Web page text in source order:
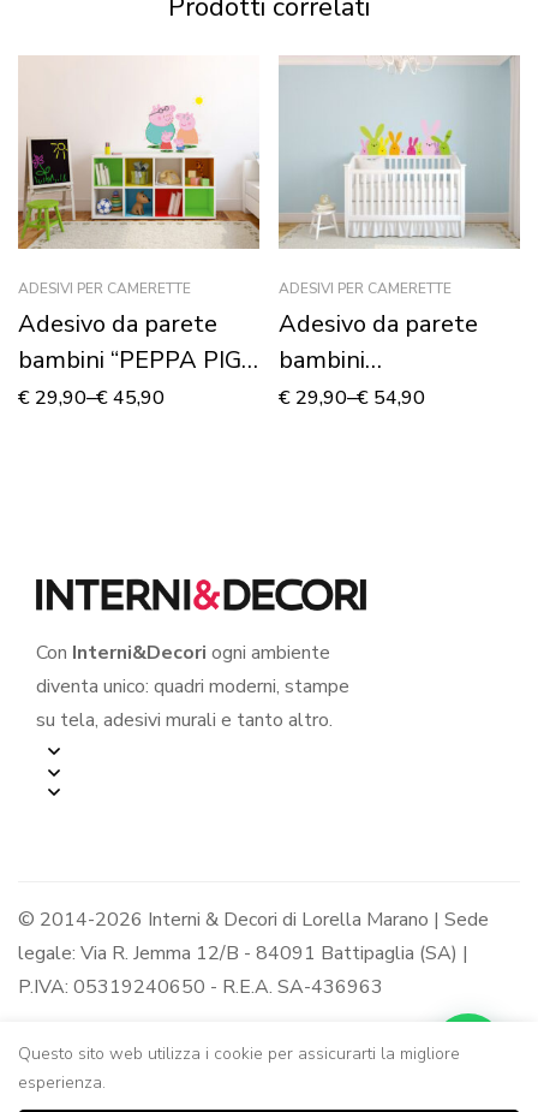
ADESIVI PER CAMERETTE
Adesivo da parete
bambini “PEPPA PIG
FAMILY” – Adesivo
€ 29,90–€45,90
ADESIVI PER CAMERETTE
Adesivo da parete
bambini
“CONIGLIETTI
€ 29,90–€ 54,90
Con Interni&Decori ogni ambiente
diventa unico: quadri moderni, stampe
su tela, adesivi murali e tanto altro.
© 2014-2026 Interni & Decori di Lorella Marano | Sede
legale: Via R. Jemma 12/B - 84091 Battipaglia (SA) |
P.IVA: 05319240650 - R.E.A. SA-436963
Questo sito web utilizza i cookie per assicurarti la migliore
esperienza.